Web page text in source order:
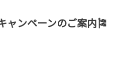
ャンペーンのご案内🎏